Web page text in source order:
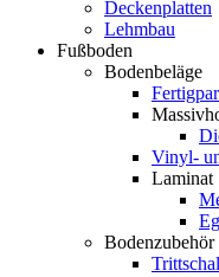
Deckenplatten
Lehmbau
Fußboden
Bodenbeläge
Vinyl-
Laminat
Bodenzubehör